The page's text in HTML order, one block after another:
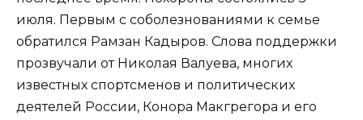
июля. Первым с соболезнованиями к семье
обратился Рамзан Кадыров. Слова поддержки
прозвучали от Николая Валуева, многих
известных спортсменов и политических
деятелей России, Конора Макгрегора и его